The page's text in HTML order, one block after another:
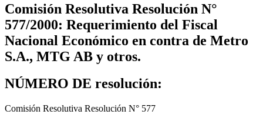
Comisión Resolutiva Resolución N°
577/2000: Requerimiento del Fiscal
Nacional Económico en contra de Metro
S.A., MTG AB y otros.
NÚMERO DE resolución:
Comisión Resolutiva Resolución N° 577